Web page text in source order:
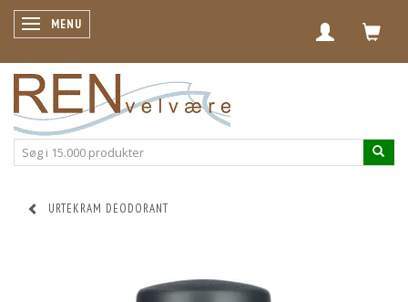
SKIFTE NAVIGATION
MENU
URTEKRAM DEODORANT